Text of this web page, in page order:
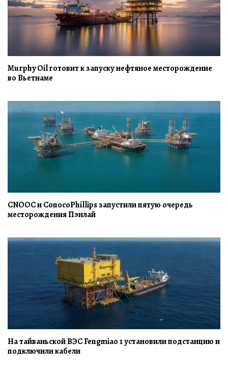
Murphy Oil готовит к запуску нефтяное месторождение
во Вьетнаме
CNOOC и ConocoPhillips запустили пятую очередь
месторождения Пэнлай
На тайваньской ВЭС Fengmiao 1 установили подстанцию и
подключили кабели